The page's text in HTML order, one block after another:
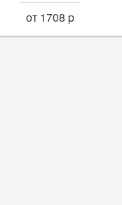
от 1708 p